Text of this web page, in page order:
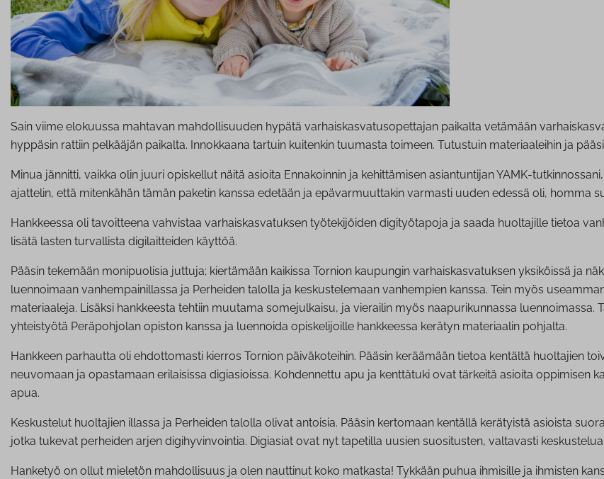
Sain viime elokuussa mahtavan mahdollisuuden hypätä varhaiskasvatusopettajan paikalta vetämään
hyppäsin rattiin pelkääjän paikalta. Innokkaana tartuin kuitenkin tuumasta toimeen. Tutustuin materiaaleihin ja
Minua jännitti, vaikka olin juuri opiskellut näitä asioita Ennakoinnin ja kehittämisen asiantuntijan YAMK-
ajattelin, että mitenkähän tämän paketin kanssa edetään ja epävarmuuttakin varmasti uuden edessä oli, homma
Hankkeessa oli tavoitteena vahvistaa varhaiskasvatuksen työtekijöiden digityötapoja ja saada huoltajille tietoa
lisätä lasten turvallista digilaitteiden käyttöä.
Pääsin tekemään monipuolisia juttuja; kiertämään kaikissa Tornion kaupungin varhaiskasvatuksen yksiköissä ja
luennoimaan vanhempainillassa ja Perheiden talolla ja keskustelemaan vanhempien kanssa. Tein myös
materiaaleja. Lisäksi hankkeesta tehtiin muutama somejulkaisu, ja vierailin myös naapurikunnassa luennoimassa.
yhteistyötä Peräpohjolan opiston kanssa ja luennoida opiskelijoille hankkeessa kerätyn materiaalin pohjalta.
Hankkeen parhautta oli ehdottomasti kierros Tornion päiväkoteihin. Pääsin keräämään tietoa kentältä huoltajien
neuvomaan ja opastamaan erilaisissa digiasioissa. Kohdennettu apu ja kenttätuki ovat tärkeitä asioita oppimisen
apua.
Keskustelut huoltajien illassa ja Perheiden talolla olivat antoisia. Pääsin kertomaan kentällä kerätyistä asioista
jotka tukevat perheiden arjen digihyvinvointia. Digiasiat ovat nyt tapetilla uusien suositusten, valtavasti
Hanketyö on ollut mieletön mahdollisuus ja olen nauttinut koko matkasta! Tykkään puhua ihmisille ja ihmisten